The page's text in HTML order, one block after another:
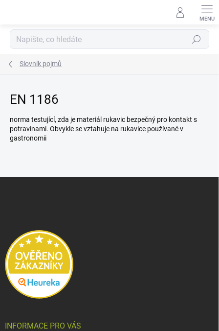
Hledat
Slovník pojmů
EN 1186
norma testující, zda je materiál rukavic bezpečný pro kontakt s
potravinami. Obvykle se vztahuje na rukavice používané v
gastronomii
INFORMACE PRO VÁS